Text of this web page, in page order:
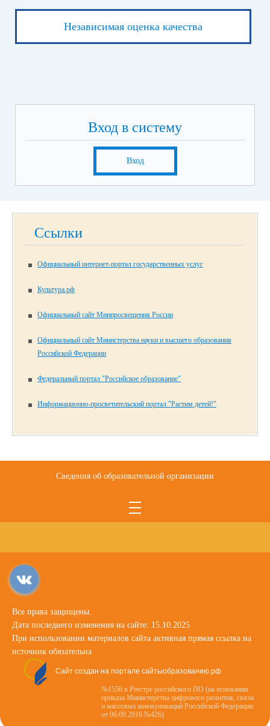
Независимая оценка качества
Вход в систему
Вход
Ссылки
Официальный интернет-портал государственных услуг
Культура.рф
Официальный сайт Минпросвещения России
Официальный сайт Министерства науки и высшего образования
Российской Федерации
Федеральный портал "Российское образование"
Информационно-просветительский портал "Растим детей!"
Сведения об образовательной организации
Все права защищены.
Дата последнего изменения на сайте: 15.10.2025
При использовании материалов сайта активная прямая ссылка на
источник обязательна
Сайт создан на портале сайтыобразованию.рф
№1556 в Реестре российского ПО (на основании
приказа Министерства цифрового развития, связи
и массовых коммуникаций Российской Федерации
от 06.09.2016 №426)